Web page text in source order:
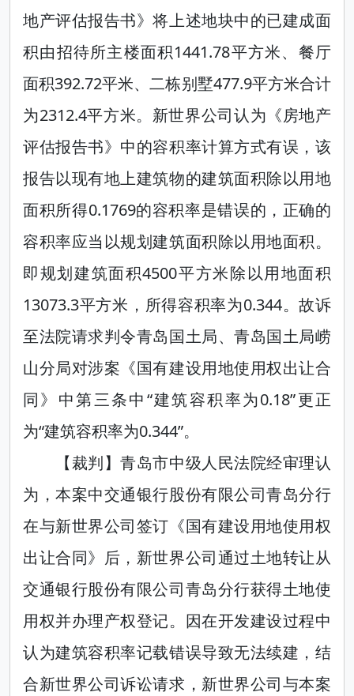
地产评估报告书》将上述地块中的已建成面
积由招待所主楼面积1441.78平方米、餐厅
面积392.72平米、二栋别墅477.9平方米合计
为2312.4平方米。新世界公司认为《房地产
评估报告书》中的容积率计算方式有误，该
报告以现有地上建筑物的建筑面积除以用地
面积所得0.1769的容积率是错误的，正确的
容积率应当以规划建筑面积除以用地面积。
即规划建筑面积4500平方米除以用地面积
13073.3平方米，所得容积率为0.344。故诉
至法院请求判令青岛国土局、青岛国土局崂
山分局对涉案《国有建设用地使用权出让合
同》中第三条中“建筑容积率为0.18”更正
为“建筑容积率为0.344”。
【裁判】青岛市中级人民法院经审理认
为，本案中交通银行股份有限公司青岛分行
在与新世界公司签订《国有建设用地使用权
出让合同》后，新世界公司通过土地转让从
交通银行股份有限公司青岛分行获得土地使
用权并办理产权登记。因在开发建设过程中
认为建筑容积率记载错误导致无法续建，结
合新世界公司诉讼请求，新世界公司与本案